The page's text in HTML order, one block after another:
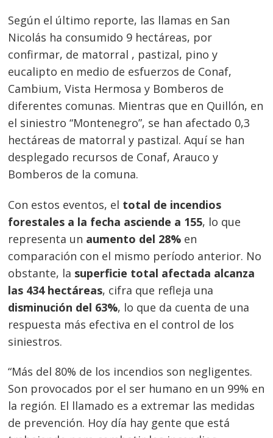
Según el último reporte, las llamas en San
Nicolás ha consumido 9 hectáreas, por
confirmar, de matorral , pastizal, pino y
eucalipto en medio de esfuerzos de Conaf,
Cambium, Vista Hermosa y Bomberos de
diferentes comunas. Mientras que en Quillón, en
el siniestro “Montenegro”, se han afectado 0,3
hectáreas de matorral y pastizal. Aquí se han
desplegado recursos de Conaf, Arauco y
Bomberos de la comuna.
Con estos eventos, el total de incendios
forestales a la fecha asciende a 155, lo que
representa un aumento del 28% en
comparación con el mismo período anterior. No
obstante, la superficie total afectada alcanza
las 434 hectáreas, cifra que refleja una
disminución del 63%, lo que da cuenta de una
respuesta más efectiva en el control de los
siniestros.
“Más del 80% de los incendios son negligentes.
Son provocados por el ser humano en un 99% en
la región. El llamado es a extremar las medidas
de prevención. Hoy día hay gente que está
Navegación
de
entradas